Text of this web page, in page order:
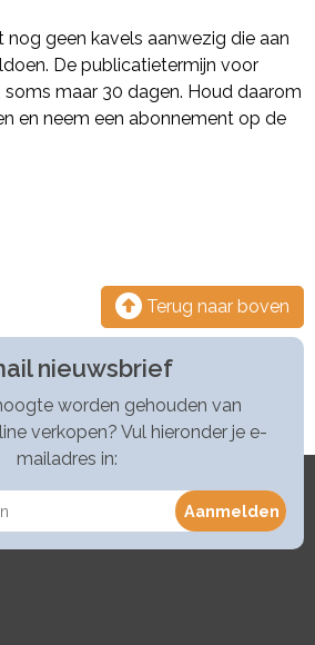
geen kavels aanwezig die aan
De publicatietermijn voor
maar 30 dagen. Houd daarom
en neem een abonnement op de
Terug naar boven
nieuwsbrief
worden gehouden van
verkopen? Vul hieronder je e-
mailadres in: